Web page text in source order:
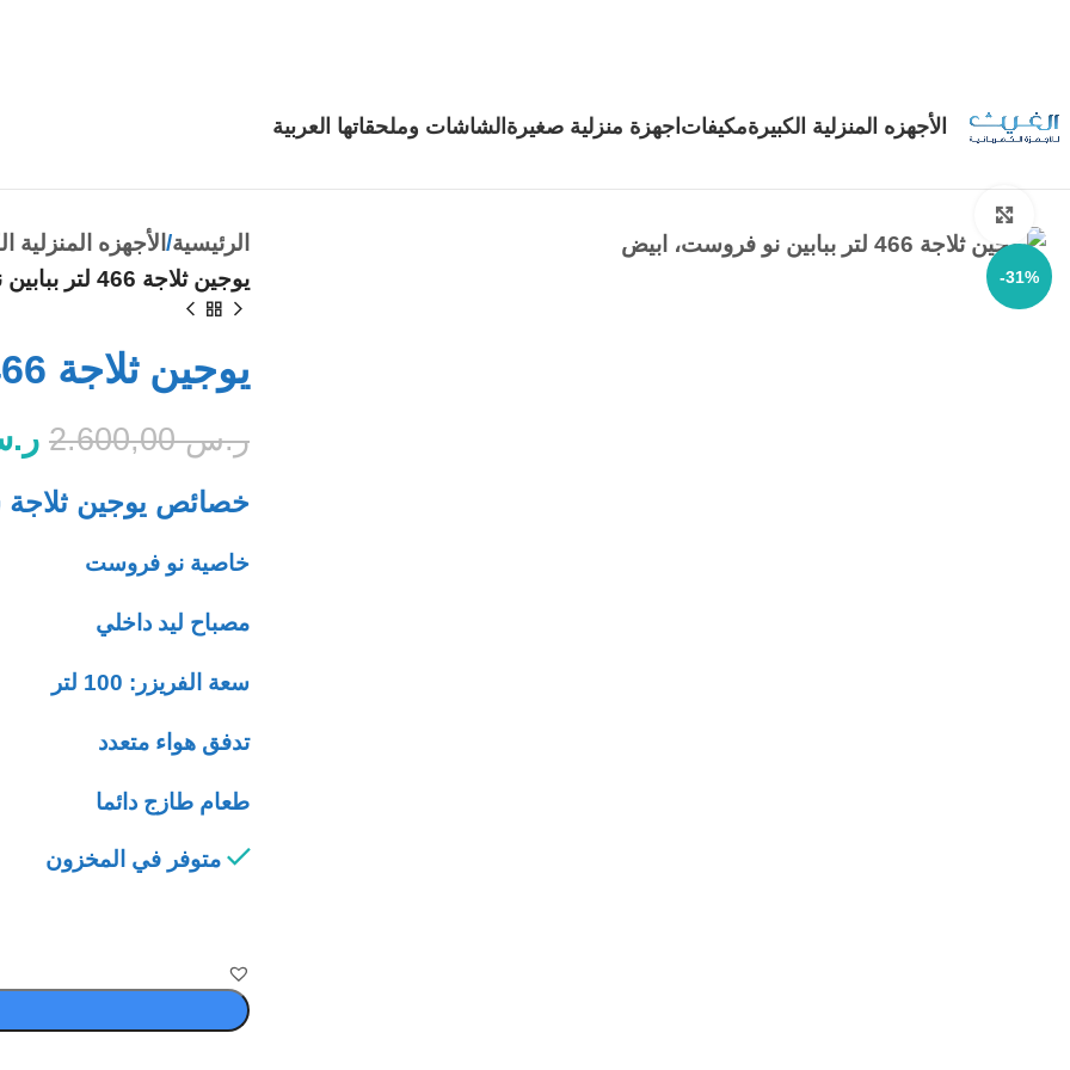
الأجهزه المنزلية الكبيرةمكيفات اجهزة منزلية صغيرة الشاشات وملحقاتها العربية
-31%
الرئيسية الأجهزه المنزلية
يوجين ثلاجة 466 لتر ببابين نو فروست، ابيض
يوجين ثلاجة 466 لتر ببابين نو فروست، ابيض
ر.س2.600,00
خصائص يوجين ثلاجة سعة 466 لتر ببابين نو
خاصية نو فروست
مصباح ليد داخلي
سعة الفريزر: 100 لتر
تدفق هواء متعدد
طعام طازج دائما
متوفر في المخزون